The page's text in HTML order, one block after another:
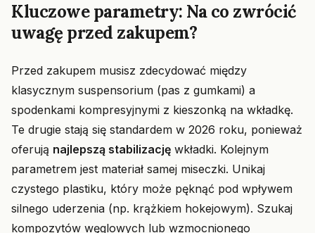
Kluczowe parametry: Na co zwrócić
uwagę przed zakupem?
Przed zakupem musisz zdecydować między
klasycznym suspensorium (pas z gumkami) a
spodenkami kompresyjnymi z kieszonką na wkładkę.
Te drugie stają się standardem w 2026 roku, ponieważ
oferują najlepszą stabilizację wkładki. Kolejnym
parametrem jest materiał samej miseczki. Unikaj
czystego plastiku, który może pęknąć pod wpływem
silnego uderzenia (np. krążkiem hokejowym). Szukaj
kompozytów węglowych lub wzmocnionego